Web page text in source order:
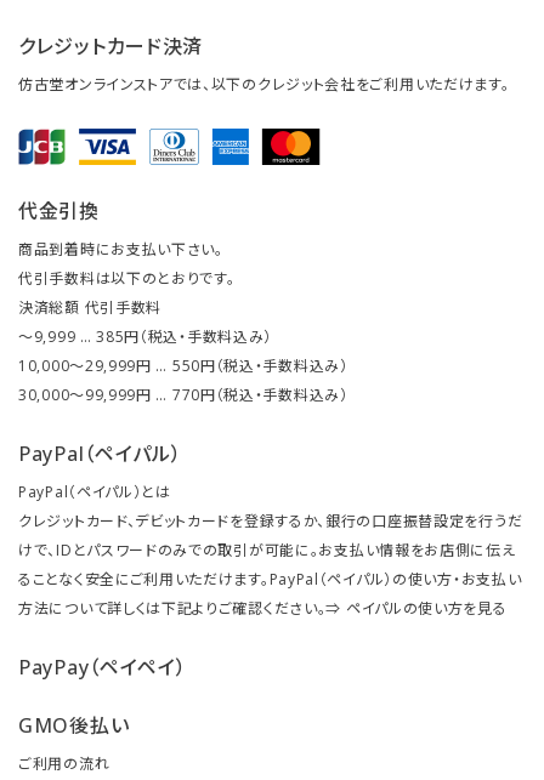
クレジットカード決済
仿古堂オンラインストアでは、以下のクレジット会社をご利用いただけます。
代金引換
商品到着時にお支払い下さい。
代引手数料は以下のとおりです。
決済総額 代引手数料
～9,999 … 385円（税込・手数料込み）
10,000～29,999円 … 550円（税込・手数料込み）
30,000～99,999円 … 770円（税込・手数料込み）
PayPal（ペイパル）
PayPal（ペイパル）とは
クレジットカード、デビットカードを登録するか、銀行の口座振替設定を行うだ
けで、IDとパスワードのみでの取引が可能に。お支払い情報をお店側に伝え
ることなく安全にご利用いただけます。PayPal（ペイパル）の使い方・お支払い
方法について詳しくは下記よりご確認ください。⇒ ペイパルの使い方を見る
PayPay（ペイペイ）
GMO後払い
ご利用の流れ